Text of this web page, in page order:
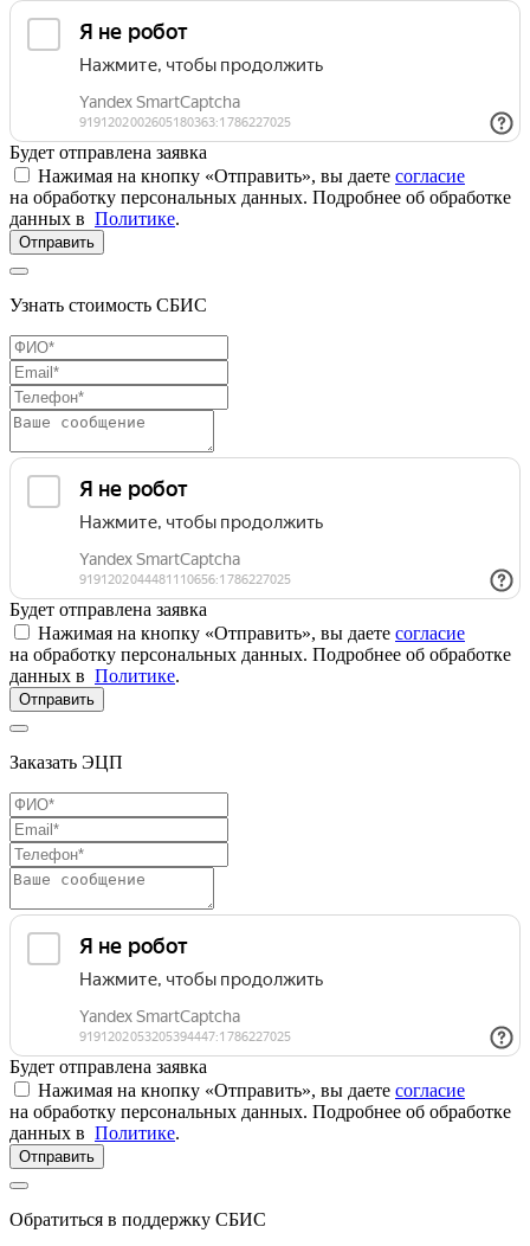
Будет отправлена заявка
Нажимая на кнопку «Отправить», вы даете согласие
на обработку персональных данных. Подробнее об обработке
данных в Политике.
Отправить
Узнать стоимость СБИС
Будет отправлена заявка
Нажимая на кнопку «Отправить», вы даете согласие
на обработку персональных данных. Подробнее об обработке
данных в Политике.
Отправить
Заказать ЭЦП
Будет отправлена заявка
Нажимая на кнопку «Отправить», вы даете согласие
на обработку персональных данных. Подробнее об обработке
данных в Политике.
Отправить
Обратиться в поддержку СБИС